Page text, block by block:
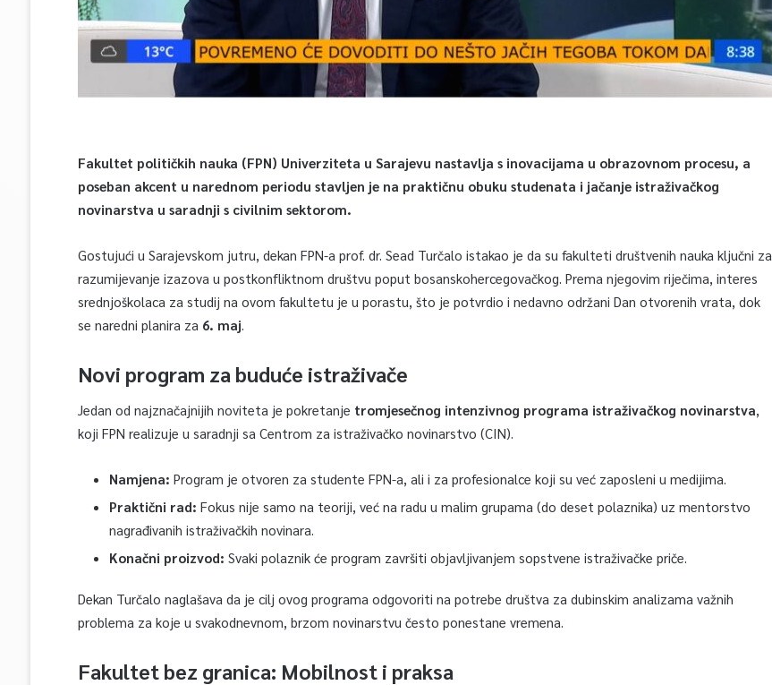
Fakultet političkih nauka (FPN) Univerziteta u Sarajevu nastavlja s inovacijama u obrazovnom procesu, a
poseban akcent u narednom periodu stavljen je na praktičnu obuku studenata i jačanje istraživačkog
novinarstva u saradnji s civilnim sektorom.
Gostujući u Sarajevskom jutru, dekan FPN-a prof. dr. Sead Turčalo istakao je da su fakulteti društvenih nauka ključni za
razumijevanje izazova u postkonfliktnom društvu poput bosanskohercegovačkog. Prema njegovim riječima, interes
srednjoškolaca za studij na ovom fakultetu je u porastu, što je potvrdio i nedavno održani Dan otvorenih vrata, dok
se naredni planira za 6. maj.
Novi program za buduće istraživače
Jedan od najznačajnijih noviteta je pokretanje tromjesečnog intenzivnog programa istraživačkog novinarstva
koji FPN realizuje u saradnji sa Centrom za istraživačko novinarstvo (CIN).
Namjena: Program je otvoren za studente FPN-a, ali i za profesionalce koji su već zaposleni u medijima.
Praktični rad: Fokus nije samo na teoriji, već na radu u malim grupama (do deset polaznika) uz mentorstvo
nagrađivanih istraživačkih novinara.
Konačni proizvod: Svaki polaznik će program završiti objavljivanjem sopstvene istraživačke priče.
Dekan Turčalo naglašava da je cilj ovog programa odgovoriti na potrebe društva za dubinskim analizama važnih
problema za koje u svakodnevnom, brzom novinarstvu često ponestane vremena.
Fakultet bez granica: Mobilnost i praksa